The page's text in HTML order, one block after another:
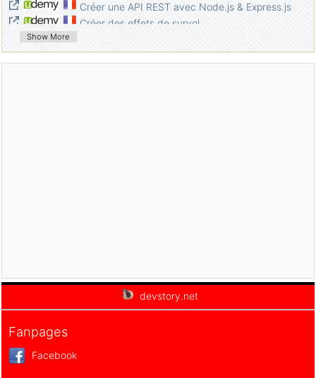
Créer une API REST avec Node.js & Express.js
Créer des effets de survol
Comprendre SharePoint en 5 Étapes simples
et rapides
Build Automated workflows & connect your apps
Learn Microsoft Power BI
Show More
devstory.net
Fanpages
Facebook